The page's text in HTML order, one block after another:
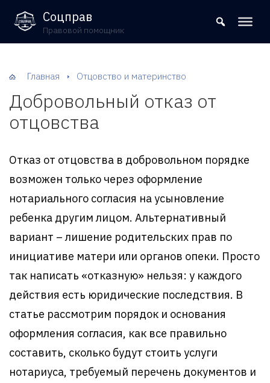
8 (800) 302-09-37
Соцправ
Правовой помощник
Главная Отцовство и материнство
Добровольный отказ от
отцовства
Отказ от отцовства в добровольном порядке
возможен только через оформление
нотариального согласия на усыновление
ребенка другим лицом. Альтернативный
вариант – лишение родительских прав по
инициативе матери или органов опеки. Просто
так написать «отказную» нельзя: у каждого
действия есть юридические последствия. В
статье рассмотрим порядок и основания
оформления согласия, как все правильно
составить, сколько будут стоить услуги
нотариуса, требуемый перечень документов и